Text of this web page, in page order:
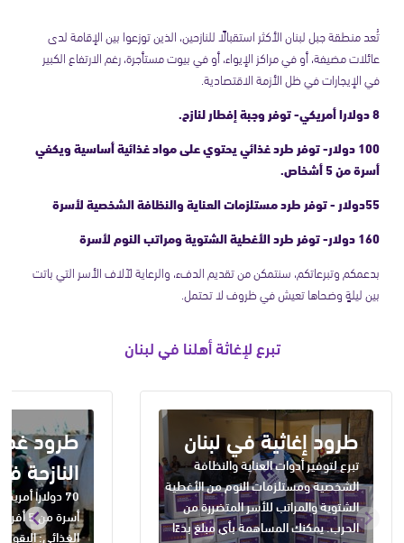
تُعد منطقة جبل لبنان الأكثر استقبالًا للنازحين، الذين توزعوا بين الإقامة لدى
عائلات مضيفة، أو في مراكز الإيواء، أو في بيوت مستأجرة، رغم الارتفاع الكبير
في الإيجارات في ظل الأزمة الاقتصادية.
8 دولارا أمريكي- توفر وجبة إفطار لنازح.
100 دولار- توفر طرد غذائي يحتوي على مواد غذائية أساسية ويكفي
أسرة من 5 أشخاص.
55دولار - توفر طرد مستلزمات العناية والنظافة الشخصية لأسرة
160 دولار- توفر طرد الأغطية الشتوية ومراتب النوم لأسرة
بدعمكم وتبرعاتكم، سنتمكن من تقديم الدفء، والرعاية لآلاف الأسر التي باتت
بين ليلةٍ وضحاها تعيش في ظروف لا تحتمل.
تبرع لإغاثة أهلنا في لبنان
طرود إغاثية في لبنان
تبرع لتوفير أدوات العناية والنظافة
الشخصية ومستلزمات النوم من الأغطية
الشتوية والمراتب للأسر المتضررة من
الحرب. يمكنك المساهمة بأي مبلغ بدءًا
طرود
النازحة
70 دولارا
أسرة
الغذائي: